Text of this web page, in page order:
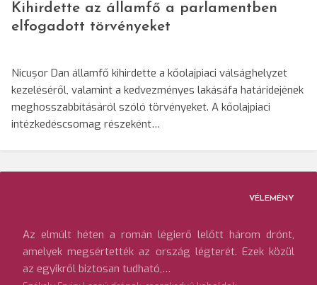
Kihirdette az államfő a parlamentben
elfogadott törvényeket
Nicușor Dan államfő kihirdette a kőolajpiaci válsághelyzet
kezeléséről, valamint a kedvezményes lakásáfa határidejének
meghosszabbításáról szóló törvényeket. A kőolajpiaci
intézkedéscsomag részeként…
VÉLEMÉNY
Az elmúlt héten a román légierő lelőtt három drónt,
amelyek megsértették az ország légterét. Ezek közül
az egyikről biztosan tudható,…